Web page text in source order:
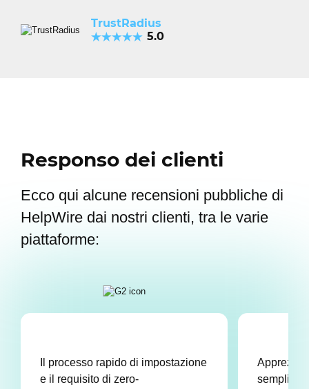
TrustRadius
5.0
Responso dei clienti
Ecco qui alcune recensioni pubbliche di
HelpWire dai nostri clienti, tra le varie
piattaforme:
Il processo rapido di impostazione
e il requisito di zero-
Apprezzo
semplicità